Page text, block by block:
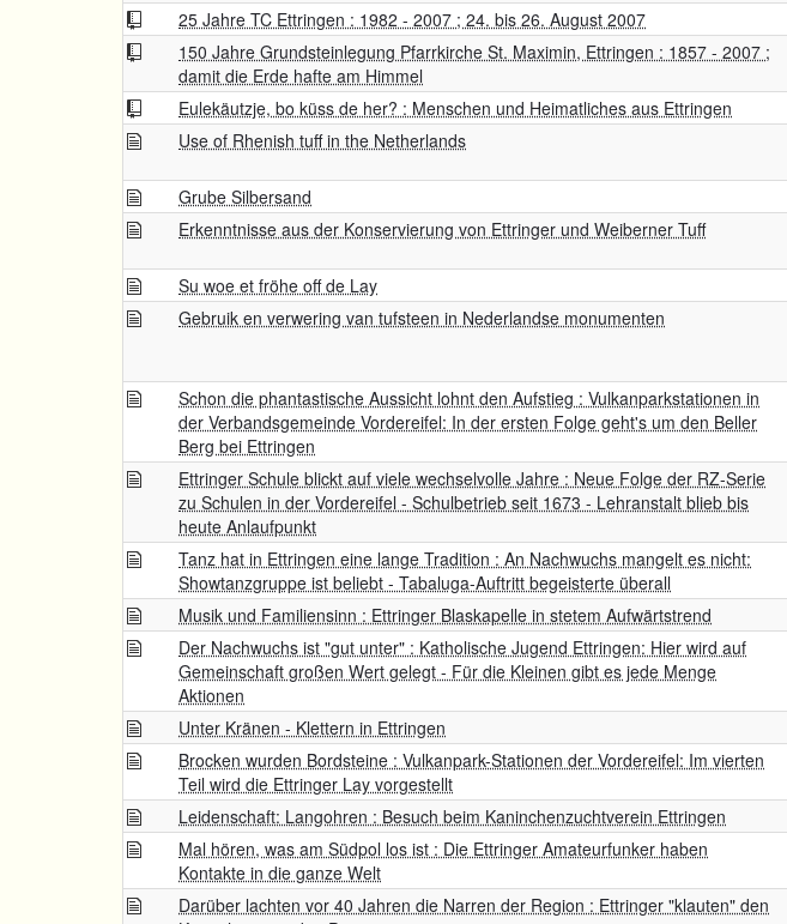
25 Jahre TC Ettringen : 1982 - 2007 ; 24. bis 26. August 2007
150 Jahre Grundsteinlegung Pfarrkirche St. Maximin, Ettringen : 1857 - 2007 ;
damit die Erde hafte am Himmel
Eulekäutzje, bo küss de her? : Menschen und Heimatliches aus Ettringen
Use of Rhenish tuff in the Netherlands
Grube Silbersand
Erkenntnisse aus der Konservierung von Ettringer und Weiberner Tuff
Su woe et fröhe off de Lay
Gebruik en verwering van tufsteen in Nederlandse monumenten
Schon die phantastische Aussicht lohnt den Aufstieg : Vulkanparkstationen in
der Verbandsgemeinde Vordereifel: In der ersten Folge geht's um den Beller
Berg bei Ettringen
Ettringer Schule blickt auf viele wechselvolle Jahre : Neue Folge der RZ-Serie
zu Schulen in der Vordereifel - Schulbetrieb seit 1673 - Lehranstalt blieb bis
heute Anlaufpunkt
Tanz hat in Ettringen eine lange Tradition : An Nachwuchs mangelt es nicht:
Showtanzgruppe ist beliebt - Tabaluga-Auftritt begeisterte überall
Musik und Familiensinn : Ettringer Blaskapelle in stetem Aufwärtstrend
Der Nachwuchs ist "gut unter" : Katholische Jugend Ettringen: Hier wird auf
Gemeinschaft großen Wert gelegt - Für die Kleinen gibt es jede Menge
Aktionen
Unter Kränen - Klettern in Ettringen
Brocken wurden Bordsteine : Vulkanpark-Stationen der Vordereifel: Im vierten
Teil wird die Ettringer Lay vorgestellt
Leidenschaft: Langohren : Besuch beim Kaninchenzuchtverein Ettringen
Mal hören, was am Südpol los ist : Die Ettringer Amateurfunker haben
Kontakte in die ganze Welt
Darüber lachten vor 40 Jahren die Narren der Region : Ettringer "klauten" den